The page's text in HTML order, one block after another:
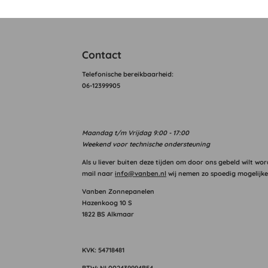
Contact
Telefonische bereikbaarheid:
06-12399905
Maandagt/m Vrijdag 9:00 - 17:00
Weekend voor technische ondersteuning
Als u liever buiten deze tijden om door ons gebeld wilt
mail naar info@vanben.nl wij nemen zo spoedig
Vanben Zonnepanelen
Hazenkoog 10 S
1822 BS Alkmaar
KVK: 54718481